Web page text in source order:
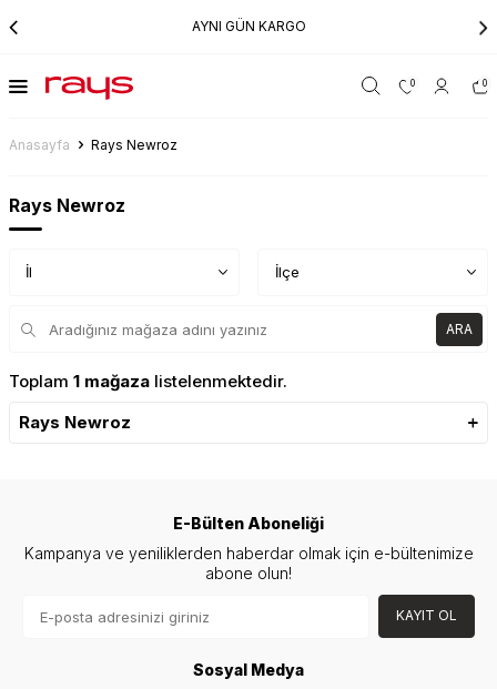
AYNI GÜN KARGO
0 0
Anasayfa Rays Newroz
Rays Newroz
İl
ARA
Toplam 1 mağaza listelenmektedir.
Rays Newroz
E-Bülten Aboneliği
Kampanya ve yeniliklerden haberdar olmak için e-bültenimize
abone olun!
KAYIT OL
Sosyal Medya